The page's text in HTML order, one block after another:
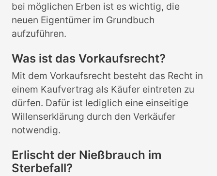
bei möglichen Erben ist es wichtig, die
neuen Eigentümer im Grundbuch
aufzuführen.
Was ist das Vorkaufsrecht?
Mit dem Vorkaufsrecht besteht das Recht in
einem Kaufvertrag als Käufer eintreten zu
dürfen. Dafür ist lediglich eine einseitige
Willenserklärung durch den Verkäufer
notwendig.
Erlischt der Nießbrauch im
Sterbefall?